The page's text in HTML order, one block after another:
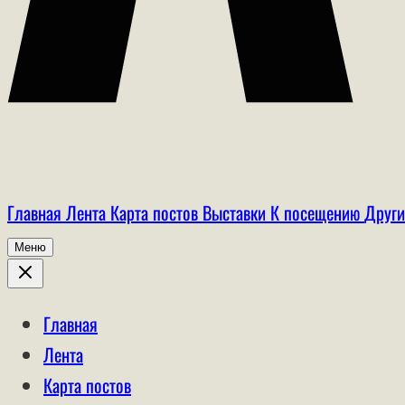
Главная Лента Карта постов Выставки К посещению
Меню
Главная
Лента
Карта постов